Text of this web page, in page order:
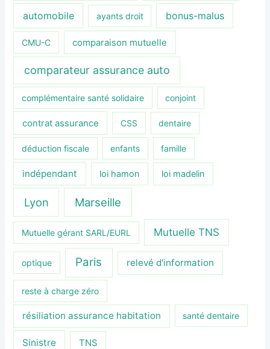
automobile ayants droit bonus-malus
CMU-C comparaison mutuelle
comparateur assurance auto
complémentaire santé solidaire conjoint
contrat assurance CSS dentaire
déduction fiscale enfants famille
indépendant loi hamon loi madelin
Lyon Marseille
Mutuelle gérant SARL/EURL Mutuelle TNS
optique Paris relevé d'information
reste à charge zéro
résiliation assurance habitation santé dentaire
Sinistre TNS